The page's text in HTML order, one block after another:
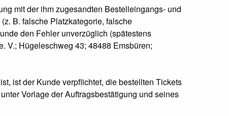
mit der ihm zugesandten Bestelleingangs- und
B. falsche Platzkategorie, falsche
den Fehler unverzüglich (spätestens
V.; Hügeleschweg 43; 48488 Emsbüren;
ist der Kunde verpflichtet, die bestellten Tickets
Vorlage der Auftragsbestätigung und seines